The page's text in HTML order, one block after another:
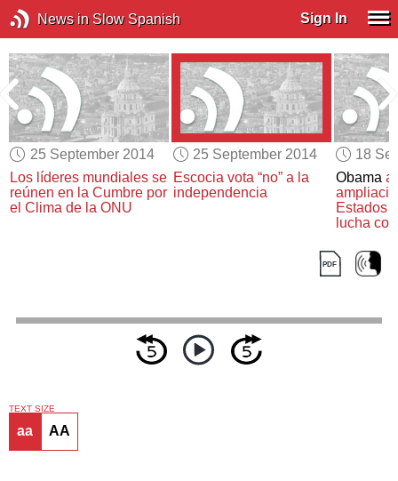
News in Slow Spanish Sign In
25 September 2014
Los líderes mundiales se
reúnen en la Cumbre por
el Clima de la ONU
25 September 2014
Escocia vota “no” a la
independencia
18
Obama
Estados
lucha
TEXT SIZE
aa AA